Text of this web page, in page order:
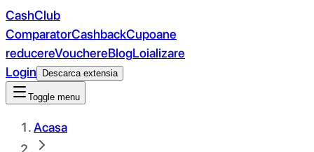
CashClub
ComparatorCashbackCupoane
reducereVouchereBlogLoializare
Login
Descarca extensia
Toggle menu
Acasa